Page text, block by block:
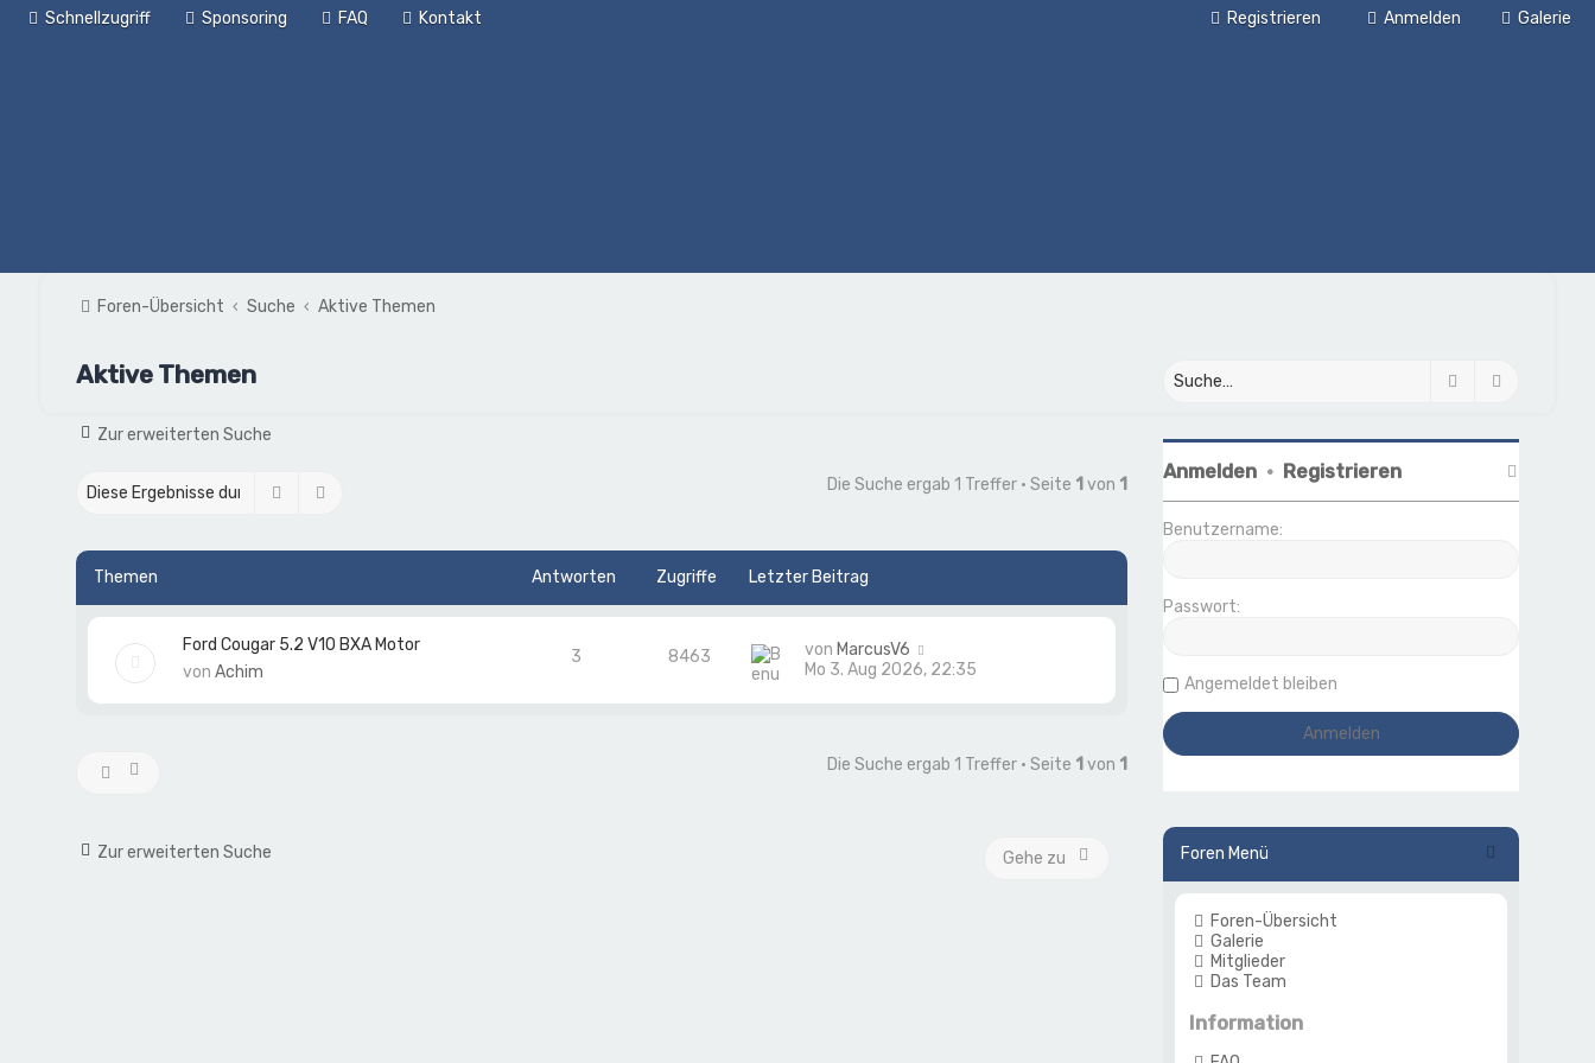
Schnellzugriff Galerie
Sponsoring FAQ Kontakt Anmelden
Registrieren
Foren-Übersicht Suche Aktive Themen
Aktive Themen
Zur erweiterten Suche
Suche Die Suche ergab 1 Treffer • Seite 1 von 1
Themen Antworten Zugriffe Letzter Beitrag
Ford Cougar 5.2 V10 BXA Motor
von Achim
3 8463 von MarcusV6
Mo 3. Aug 2026, 22:35
Die Suche ergab 1 Treffer • Seite 1 von 1
Zur erweiterten Suche Gehe zu
Suche
Anmelden • Registrieren
Benutzername:
Passwort:
Angemeldet bleiben
Foren Menü
Foren-Übersicht
Galerie
Mitglieder
Das Team
Information